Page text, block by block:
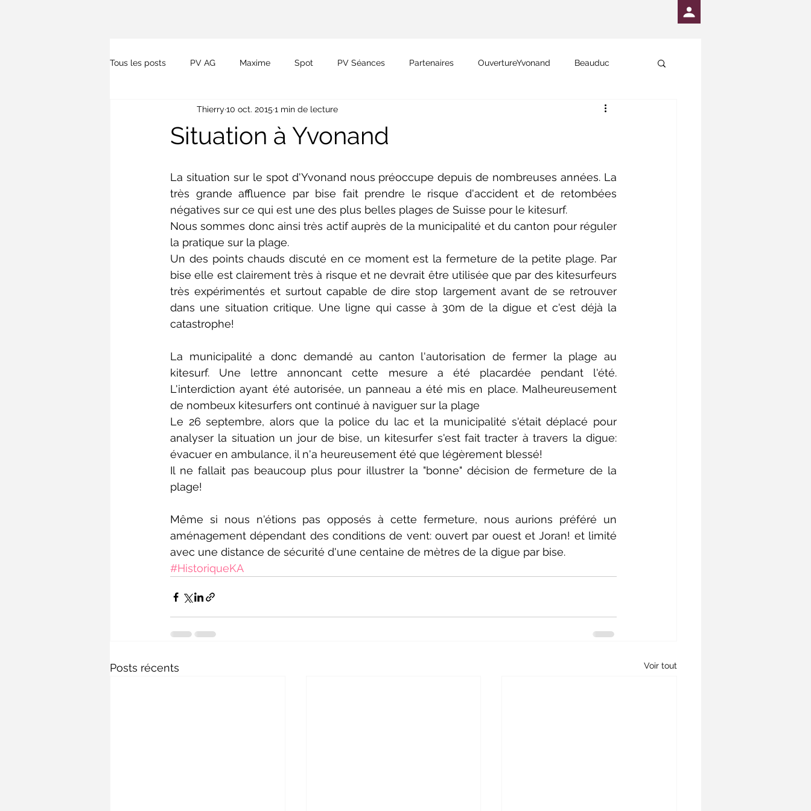
Tous les posts PV AG Maxime Spot PV Séances Partenaires OuvertureYvonand Beauduc
Lois et kitesurf Ruban Orange
Situation à Yvonand
Thierry 10 oct. 2015 1 min de lecture
La situation sur le spot d'Yvonand nous préoccupe depuis de nombreuses années. La
très grande affluence par bise fait prendre le risque d'accident et de retombées
négatives sur ce qui est une des plus belles plages de Suisse pour le kitesurf.
Nous sommes donc ainsi très actif auprès de la municipalité et du canton pour réguler
la pratique sur la plage.
Un des points chauds discuté en ce moment est la fermeture de la petite plage. Par
bise elle est clairement très à risque et ne devrait être utilisée que par des kitesurfeurs
très expérimentés et surtout capable de dire stop largement avant de se retrouver
dans une situation critique. Une ligne qui casse à 30m de la digue et c'est déjà la
catastrophe!
La municipalité a donc demandé au canton l'autorisation de fermer la plage au
kitesurf. Une lettre annoncant cette mesure a été placardée pendant l'été.
L'interdiction ayant été autorisée, un panneau a été mis en place. Malheureusement
de nombeux kitesurfers ont continué à naviguer sur la plage
Le 26 septembre, alors que la police du lac et la municipalité s'était déplacé pour
analyser la situation un jour de bise, un kitesurfer s'est fait tracter à travers la digue:
évacuer en ambulance, il n'a heureusement été que légèrement blessé!
Il ne fallait pas beaucoup plus pour illustrer la "bonne" décision de fermeture de la
plage!
Même si nous n'étions pas opposés à cette fermeture, nous aurions préféré un
aménagement dépendant des conditions de vent: ouvert par ouest et Joran! et limité
avec une distance de sécurité d'une centaine de mètres de la digue par bise.
#HistoriqueKA
Posts récents Voir tout